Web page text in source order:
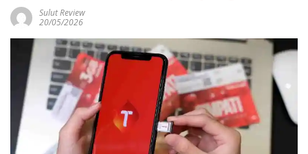
Sulut Review
20/05/2026